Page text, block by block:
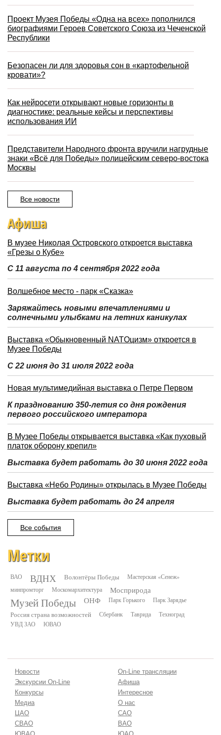
Проект Музея Победы «Одна на всех» пополнился
биографиями Героев Советского Союза из Чеченской
Республики
Безопасен ли для здоровья сон в «картофельной
кровати»?
Как нейросети открывают новые горизонты в
диагностике: реальные кейсы и перспективы
использования ИИ
Представители Народного фронта вручили нагрудные
знаки «Всё для Победы» полицейским северо-востока
Москвы
Все новости
Афиша
В музее Николая Островского откроется выставка
«Грезы о Кубе»
С 11 августа по 4 сентября 2022 года
Волшебное место - парк «Сказка»
Заряжайтесь новыми впечатлениями и
солнечными улыбками на летних каникулах
Выставка «Обыкновенный NATOцизм» откроется в
Музее Победы
С 22 июня до 31 июля 2022 года
Новая мультимедийная выставка о Петре Первом
К празднованию 350-летия со дня рождения
первого российского императора
В Музее Победы открывается выставка «Как пуховый
платок оборону крепил»
Выставка будет работать до 30 июня 2022 года
Выставка «Небо Родины» открылась в Музее Победы
Выставка будет работать до 24 апреля
Все события
Метки
ВАО ВДНХ Волонтёры Победы
Мастерская «Сенеж»
минпромторг
Москомархитектура Мосприрода
Музей Победы ОНФ Парк Горького Парк Зарядье
Россия страна возможностей Сбербанк Таврида
Техноград
УВД ЗАО
ЮВАО
Новости
On-Line трансляции
Экскурсии On-Line
Афиша
Конкурсы
Интересное
Медиа
О нас
ЦАО
САО
СВАО
ВАО